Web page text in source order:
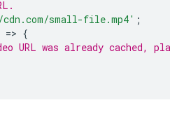
small-file.mp4' ;
=> {
URL was already cached,